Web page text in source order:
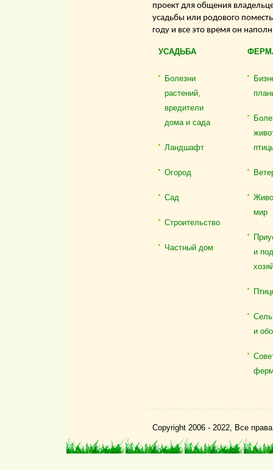
проект для общения
усадьбы или родового
году и все это время он
УСАДЬБА
Болезни
растений,
вредители
дома и сада
Ландшафт
Огород
Сад
Строительство
Частный дом
мир
и
и
Copyright 2006 - 2022, Все